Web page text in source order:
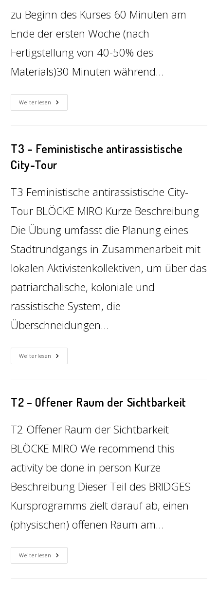
zu Beginn des Kurses 60 Minuten am
Ende der ersten Woche (nach
Fertigstellung von 40-50% des
Materials)30 Minuten während…
Weiterlesen
T3 – Feministische antirassistische
City-Tour
T3 Feministische antirassistische City-
Tour BLÖCKE MIRO Kurze Beschreibung
Die Übung umfasst die Planung eines
Stadtrundgangs in Zusammenarbeit mit
lokalen Aktivistenkollektiven, um über das
patriarchalische, koloniale und
rassistische System, die
Überschneidungen…
Weiterlesen
T2 – Offener Raum der Sichtbarkeit
T2 Offener Raum der Sichtbarkeit
BLÖCKE MIRO We recommend this
activity be done in person Kurze
Beschreibung Dieser Teil des BRIDGES
Kursprogramms zielt darauf ab, einen
(physischen) offenen Raum am…
Weiterlesen